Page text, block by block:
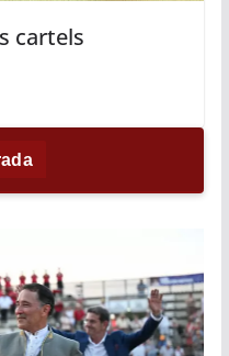
cartels